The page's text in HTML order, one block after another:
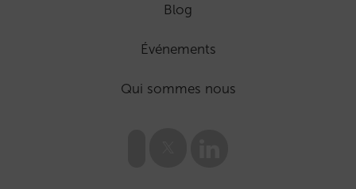
Blog
Événements
Qui sommes nous